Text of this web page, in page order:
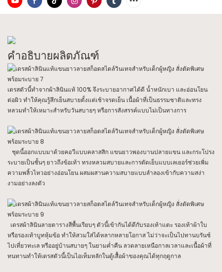
คำอธิบายผลิตภัณฑ์
เดรสตัวนี้ทำจากผ้าลินินแท้ 100% จึงระบายอากาศได้ดี น้ำหนักเบา และอ่อนโยน
ต่อผิว ทำให้คุณรู้สึกเย็นสบายตั้งแต่เช้าจรดเย็น เนื้อผ้าที่เป็นธรรมชาติและทรง
หลวมทำให้เหมาะสำหรับวันสบายๆ หรือการสังสรรค์แบบไม่เป็นทางการ
ชุดนี้ออกแบบมาด้วยคอวีแบบคลาสสิก แขนยาวพองบานปลายแขน และกระโปรง
ระบายเป็นชั้นๆ ยาวถึงข้อเท้า ทรงหลวมสบายและการตัดเย็บแบบเลเยอร์ช่วยเพิ่ม
ความพลิ้วไหวอย่างอ่อนโยน ผสมผสานความสบายแบบลำลองเข้ากับความสง่า
งามอย่างลงตัว
เดรสผ้าลินินลายตารางสีพื้นเรียบๆ ตัวนี้เข้ากันได้ดีกับรองเท้าแตะ รองเท้าผ้าใบ
หรือรองเท้าบูทหุ้มข้อ ทำให้สวมใส่ได้หลากหลายโอกาส ไม่ว่าจะเป็นไปทานบรันช์
ไปเที่ยวทะเล หรืออยู่บ้านสบายๆ ในยามค่ำคืน ลวดลายเหนือกาลเวลาและเนื้อผ้าที่
ทนทานทำให้เดรสตัวนี้เป็นไอเท็มหลักในตู้เสื้อผ้าของคุณได้ทุกฤดูกาล